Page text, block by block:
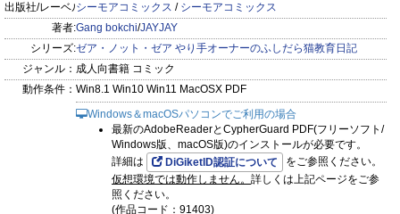
出版社/レーベル:シーモアコミックス / シーモアコミックス
著者:Gang bokchi/JAYJAY
シリーズ:ゼア・ノット・ゼア やり手オーナーのふしだら猫教育日記
ジャンル： 成人向書籍 コミック
動作条件： Win8.1 Win10 Win11 MacOSX PDF
Windows＆macOSパソコンでご利用の場合
最新のAdobeReaderとCypherGuard PDF(フリーソフト/
Windows版、macOS版)のインストールが必要です。
詳細は
DiGiketID認証について
をご参照ください。
仮想環境では動作しません。 詳しくは上記ページをご参
照ください。
(作品コード：91403)